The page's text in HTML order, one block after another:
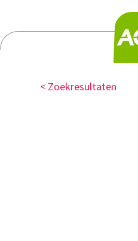
< Zoekresultaten